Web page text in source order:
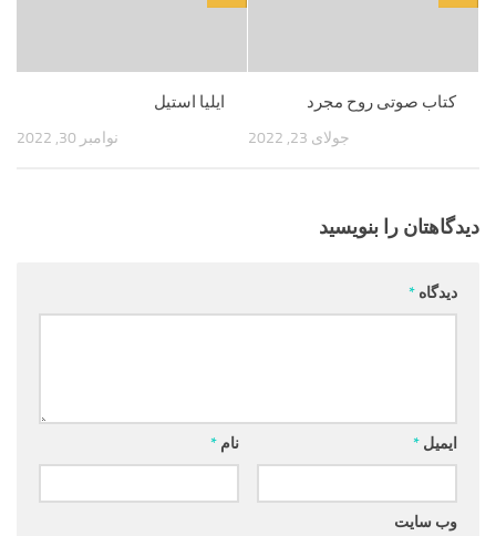
ایلیا استیل
نوامبر 30, 2022
کتاب صوتی روح مجرد
جولای 23, 2022
دیدگاهتان را بنویسید
دیدگاه *
نام * ایمیل *
وب‌ سایت